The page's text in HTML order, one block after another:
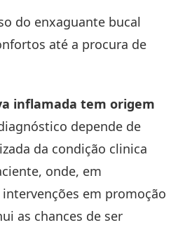
do enxaguante bucal
até a procura de
inflamada tem origem
depende de
da condição clinica
onde, em
em promoção
as chances de ser